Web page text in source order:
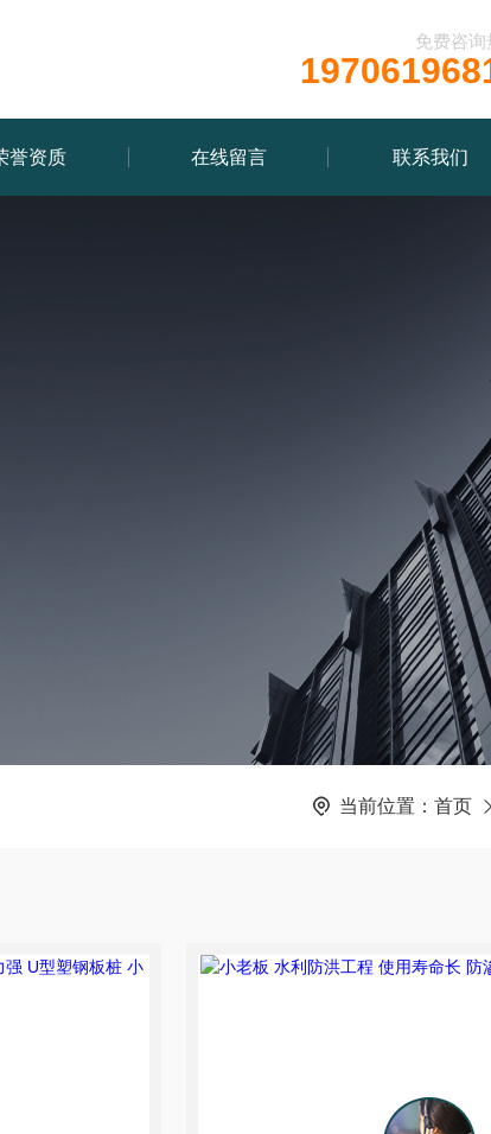
免费咨询
誉资质 在线留言 联系我们
当前位置： 首页